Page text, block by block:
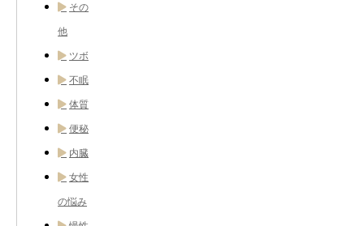
その
他
ツボ
不眠
体質
便秘
内臓
女性
の悩み